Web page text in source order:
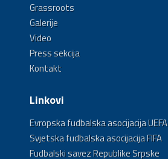
Grassroots
Galerije
Video
Press sekcija
Kontakt
Linkovi
Evropska fudbalska asocijacija UEFA
Svjetska fudbalska asocijacija FIFA
Fudbalski savez Republike Srpske